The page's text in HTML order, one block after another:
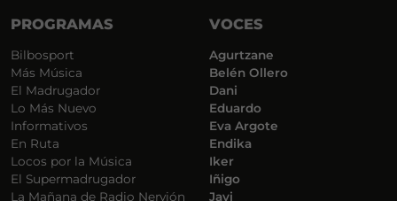
PROGRAMAS
Bilbosport
Más Música
El Madrugador
Lo Más Nuevo
Informativos
En Ruta
Locos por la Música
El Supermadrugador
La Mañana de Radio Nervión
VOCES
Agurtzane
Belén Ollero
Dani
Eduardo
Eva Argote
Endika
Iker
Iñigo
Javi